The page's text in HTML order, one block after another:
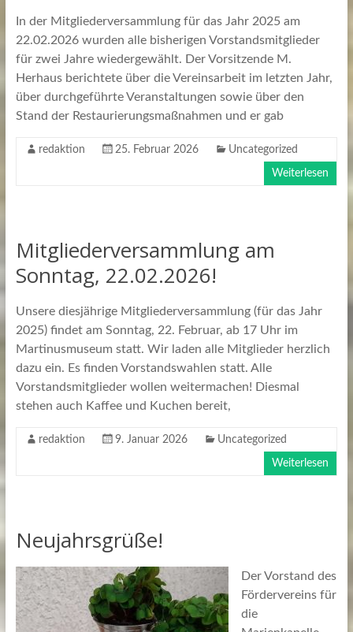
In der Mitgliederversammlung für das Jahr 2025 am
22.02.2026 wurden alle bisherigen Vorstandsmitglieder
für zwei Jahre wiedergewählt. Der Vorsitzende M.
Herhaus berichtete über die Vereinsarbeit im letzten Jahr,
über durchgeführte Veranstaltungen sowie über den
Stand der Restaurierungsmaßnahmen und er gab
redaktion 25. Februar 2026 Uncategorized
Weiterlesen
Mitgliederversammlung am
Sonntag, 22.02.2026!
Unsere diesjährige Mitgliederversammlung (für das Jahr
2025) findet am Sonntag, 22. Februar, ab 17 Uhr im
Martinusmuseum statt. Wir laden alle Mitglieder herzlich
dazu ein. Es finden Vorstandswahlen statt. Alle
Vorstandsmitglieder wollen weitermachen! Diesmal
stehen auch Kaffee und Kuchen bereit,
redaktion 9. Januar 2026 Uncategorized
Weiterlesen
Neujahrsgrüße!
Der Vorstand des
Fördervereins für
die